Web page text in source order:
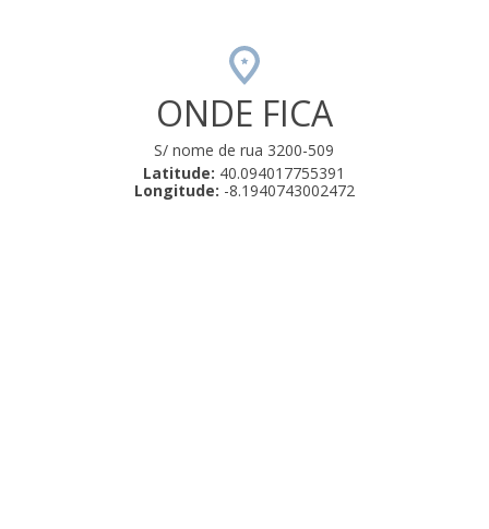
ONDE FICA
S/ nome de rua 3200-509
Latitude: 40.094017755391
Longitude: -8.1940743002472